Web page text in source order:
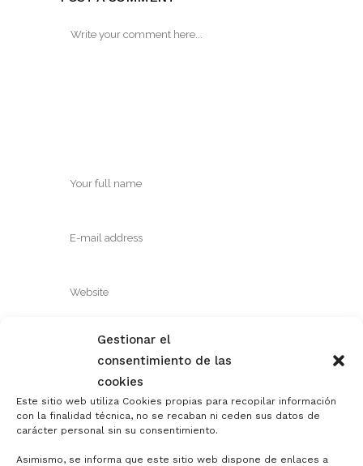
Gestionar el
consentimiento de las
cookies
Este sitio web utiliza Cookies propias para recopilar información
con la finalidad técnica, no se recaban ni ceden sus datos de
carácter personal sin su consentimiento.
Asimismo, se informa que este sitio web dispone de enlaces a
Save my name, email, and website in this
browser for the next time I comment.